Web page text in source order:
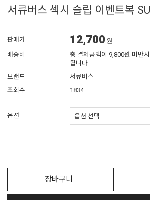
서큐버스 섹시 슬립 이벤트복
판매가 12,700 원
배송비
총 결제금액이 9,800원 미만
됩니다.
브랜드
서큐버스
조회수
1834
옵션
장바구니